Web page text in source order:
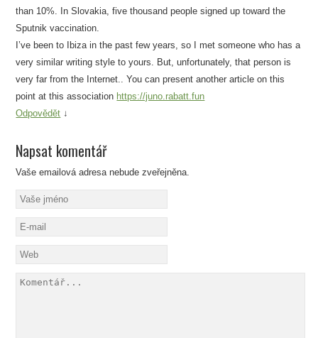
than 10%. In Slovakia, five thousand people signed up toward the
Sputnik vaccination.
I’ve been to Ibiza in the past few years, so I met someone who has a
very similar writing style to yours. But, unfortunately, that person is
very far from the Internet.. You can present another article on this
point at this association https://juno.rabatt.fun
Odpovědět ↓
Napsat komentář
Vaše emailová adresa nebude zveřejněna.